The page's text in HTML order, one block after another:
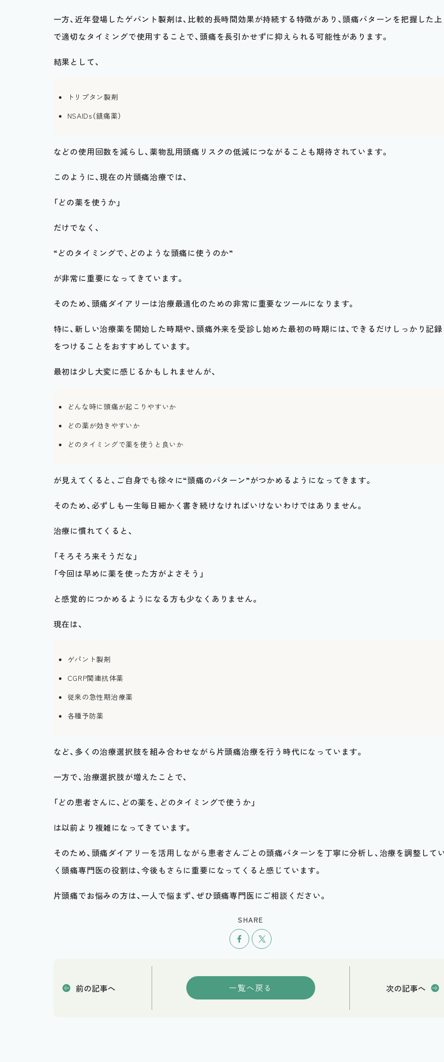
一方、近年登場したゲパント製剤は、比較的長時間効果が持続する特徴があり、頭痛パターンを把握した上
で適切なタイミングで使用することで、頭痛を長引かせずに抑えられる可能性があります。
結果として、
トリプタン製剤
NSAIDs（鎮痛薬）
などの使用回数を減らし、薬物乱用頭痛リスクの低減につながることも期待されています。
このように、現在の片頭痛治療では、
「どの薬を使うか」
だけでなく、
“どのタイミングで、どのような頭痛に使うのか”
が非常に重要になってきています。
そのため、頭痛ダイアリーは治療最適化のための非常に重要なツールになります。
特に、新しい治療薬を開始した時期や、頭痛外来を受診し始めた最初の時期には、できるだけしっかり記録
をつけることをおすすめしています。
最初は少し大変に感じるかもしれませんが、
どんな時に頭痛が起こりやすいか
どの薬が効きやすいか
どのタイミングで薬を使うと良いか
が見えてくると、ご自身でも徐々に“頭痛のパターン”がつかめるようになってきます。
そのため、必ずしも一生毎日細かく書き続けなければいけないわけではありません。
治療に慣れてくると、
「そろそろ来そうだな」
「今回は早めに薬を使った方がよさそう」
と感覚的につかめるようになる方も少なくありません。
現在は、
ゲパント製剤
CGRP関連抗体薬
従来の急性期治療薬
各種予防薬
など、多くの治療選択肢を組み合わせながら片頭痛治療を行う時代になっています。
一方で、治療選択肢が増えたことで、
「どの患者さんに、どの薬を、どのタイミングで使うか」
は以前より複雑になってきています。
そのため、頭痛ダイアリーを活用しながら患者さんごとの頭痛パターンを丁寧に分析し、治療を調整して
く頭痛専門医の役割は、今後もさらに重要になってくると感じています。
片頭痛でお悩みの方は、一人で悩まず、ぜひ頭痛専門医にご相談ください。
SHARE
シェア
前の記事へ 次の記事へ
一覧へ戻る